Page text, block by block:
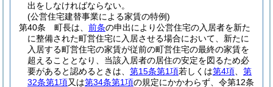
出をしなければならない。
(公営住宅建替事業による家賃の特例)
第40条
町長は、 前条の申出により公営住宅の入居者を新た
に整備された町営住宅に入居させる場合において、新たに
入居する町営住宅の家賃が従前の町営住宅の最終の家賃を
超えることとなり、当該入居者の居住の安定を図るため必
要があると認めるときは、 第15条第1項若しくは第4項
第
32条第1項又は第34条第1項の規定にかかわらず、令第12条